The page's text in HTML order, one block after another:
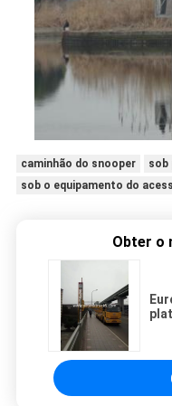
caminhão do snooper
sob
sob o equipamento do
Obter o